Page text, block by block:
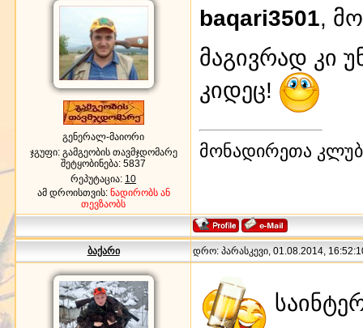
გენერალ-მაიორი
ჯგუფი: გამგეობის თავმჯდომარე
შეტყობინება: 5837
რეპუტაცია: 10
ამ დროისთვის: ნადირობს ან
თევზაობს
baqari3501,
მაგივრად კი
კიდეც!
მონადირეთა
ბაქარი დრო: პარასკევი, 01.08.2014,